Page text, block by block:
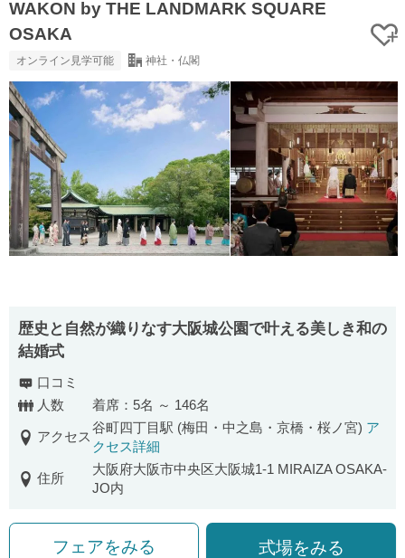
WAKON by THE LANDMARK SQUARE
OSAKA
オンライン見学可能 神社・仏閣
歴史と自然が織りなす大阪城公園で叶える美しき和の
結婚式
口コミ
人数
着席：5名 ～ 146名
アクセス
谷町四丁目駅 (梅田・中之島・京橋・桜ノ宮) ア
クセス詳細
住所
大阪府大阪市中央区大阪城1-1 MIRAIZA OSAKA-
JO内
フェアをみる 式場をみる